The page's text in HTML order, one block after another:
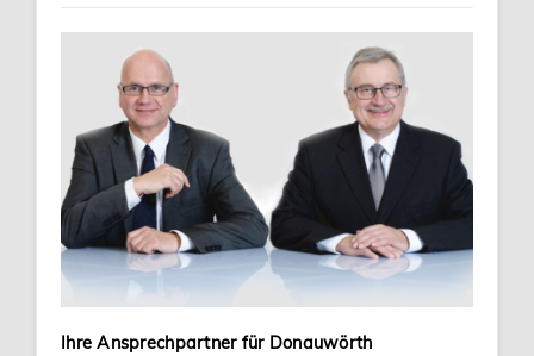
Ihre Ansprechpartner für Donauwörth